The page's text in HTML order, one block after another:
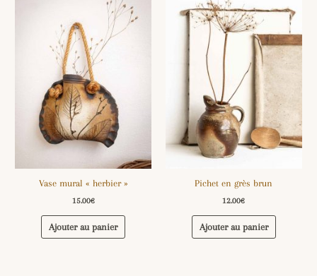
Vase mural « herbier »
15.00€
Ajouter au panier
Pichet en grès brun
12.00€
Ajouter au panier